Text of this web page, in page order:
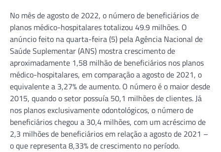
No mês de agosto de 2022, o número de beneficiários de
planos médico-hospitalares totalizou 49.9 milhões. O
anúncio feito na quarta-feira (5) pela Agência Nacional de
Saúde Suplementar (ANS) mostra crescimento de
aproximadamente 1,58 milhão de beneficiários nos planos
médico-hospitalares, em comparação a agosto de 2021, o
equivalente a 3,27% de aumento. O número é o maior desde
2015, quando o setor possuía 50,1 milhões de clientes. Já
nos planos exclusivamente odontológicos, o número de
beneficiários chegou a 30,4 milhões, com um acréscimo de
2,3 milhões de beneficiários em relação a agosto de 2021 –
o que representa 8,33% de crescimento no período.